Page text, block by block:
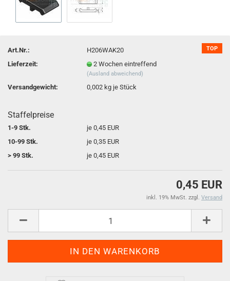
TOP
Art.Nr.:
H206WAK20
Lieferzeit:
2 Wochen eintreffend
(Ausland abweichend)
Versandgewicht: 0,002 kg je Stück
Staffelpreise
1-9 Stk.
je 0,45 EUR
10-99 Stk.
je 0,35 EUR
> 99 Stk.
je 0,45 EUR
0,45 EUR
inkl. 19% MwSt. zzgl. Versand